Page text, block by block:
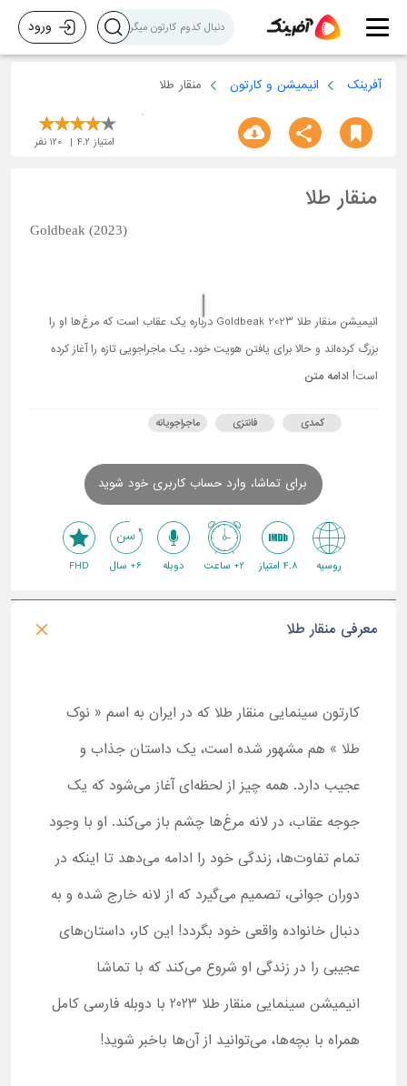
ورود
آفرینک انیمیشن و کارتون منقار طلا
امتیاز 4.2
120 نفر
منقار طلا
Goldbeak (2023)
انیمیشن منقار طلا Goldbeak 2023 درباره یک عقاب است که مرغ‌ها او را
بزرگ کرده‌اند و حالا برای یافتن هویت خود، یک ماجراجویی تازه را آغاز کرده
است! ادامه متن
کمدی فانتزی ماجراجویانه
برای تماشا، وارد حساب کاربری خود شوید
روسیه 4.8 امتیاز 2+ ساعت دوبله 6+ سال FHD
معرفی منقار طلا
کارتون سینمایی منقار طلا که در ایران به اسم « نوک
طلا » هم مشهور شده است، یک داستان جذاب و
عجیب دارد. همه چیز از لحظه‌ای آغاز می‌شود که یک
جوجه عقاب، در لانه مرغ‌ها چشم باز می‌کند. او با وجود
تمام تفاوت‌ها، زندگی خود را ادامه می‌دهد تا اینکه در
دوران جوانی، تصمیم می‌گیرد که از لانه خارج شده و به
دنبال خانواده واقعی خود بگردد! این کار، داستان‌های
عجیبی را در زندگی او شروع می‌کند که با تماشا
انیمیشن سینمایی منقار طلا 2023 با دوبله فارسی کامل
همراه با بچه‌ها، می‌توانید از آن‌ها باخبر شوید!